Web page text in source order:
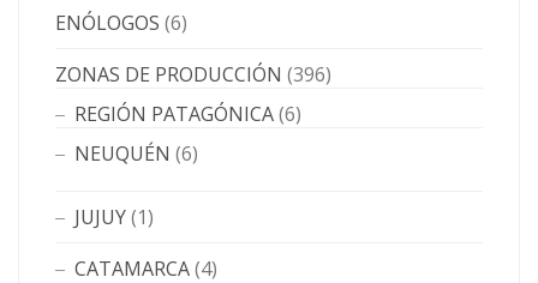
ENÓLOGOS (6)
ZONAS DE PRODUCCIÓN (396)
REGIÓN PATAGÓNICA(6)
NEUQUÉN (6)
JUJUY(1)
CATAMARCA(4)